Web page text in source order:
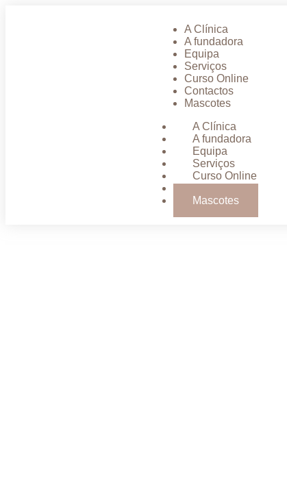
A Clínica
A fundadora
Equipa
Serviços
Curso Online
Contactos
Mascotes
A Clínica
A fundadora
Equipa
Serviços
Curso Online
Mascotes